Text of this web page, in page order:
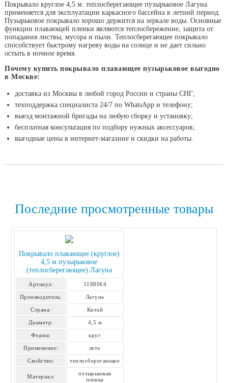
Покрывало круглое 4,5 м. теплосберегающее пузырьковое Лагуна
применяется для эксплуатации каркасного бассейна в летний период.
Пузырьковое покрывало хорошо держится на зеркале воды. Основные
функции плавающей пленки являются теплосбережение, защита от
попадания листвы, мусора и пыли. Теплосберегающее покрывало
способствует быстрому нагреву воды на солнце и не дает сильно
остыть в ночное время.
Почему купить покрывало плавающее пузырьковое выгодно
в Москве:
доставка из Москвы в любой город России и страны СНГ;
техподдержка специалиста 24/7 по WhatsApp и телефону;
выезд монтажной бригады на любую сборку и установку;
бесплатная консультация по подбору нужных аксессуаров;
выгодные цены в интернет-магазине и скидки на работы.
Последние просмотренные товары
Покрывало плавающее (круглое)
4,5 м пузырьковое
(теплосберегающее) Лагуна
Артикул: 5188064
Производитель: Лагуна
Страна: Китай
Диаметр: 4,5 м
Форма: круг
Применение: лето
Свойство: теплосберегающее
Материал:
пузырьковая
пленка